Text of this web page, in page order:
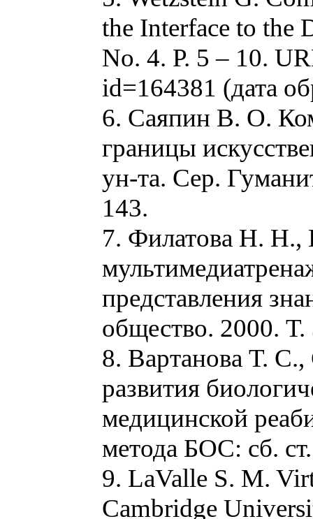
the Interface to the
No. 4. Р. 5 – 10.
id=164381 (дата
6. Саяпин В. О.
границы
ун-та. Сер.
143.
7. Филатова Н. Н.,
представления
общество. 2000.
8. Вартанова Т.
развития
медицинской
метода БОС: сб.
9. LaValle S. M.
Cambridge